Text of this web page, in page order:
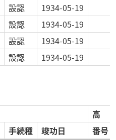
設認
1934-05-19
設認
1934-05-19
設認
1934-05-19
設認 1934-05-19
高
手続種 竣功日
番号